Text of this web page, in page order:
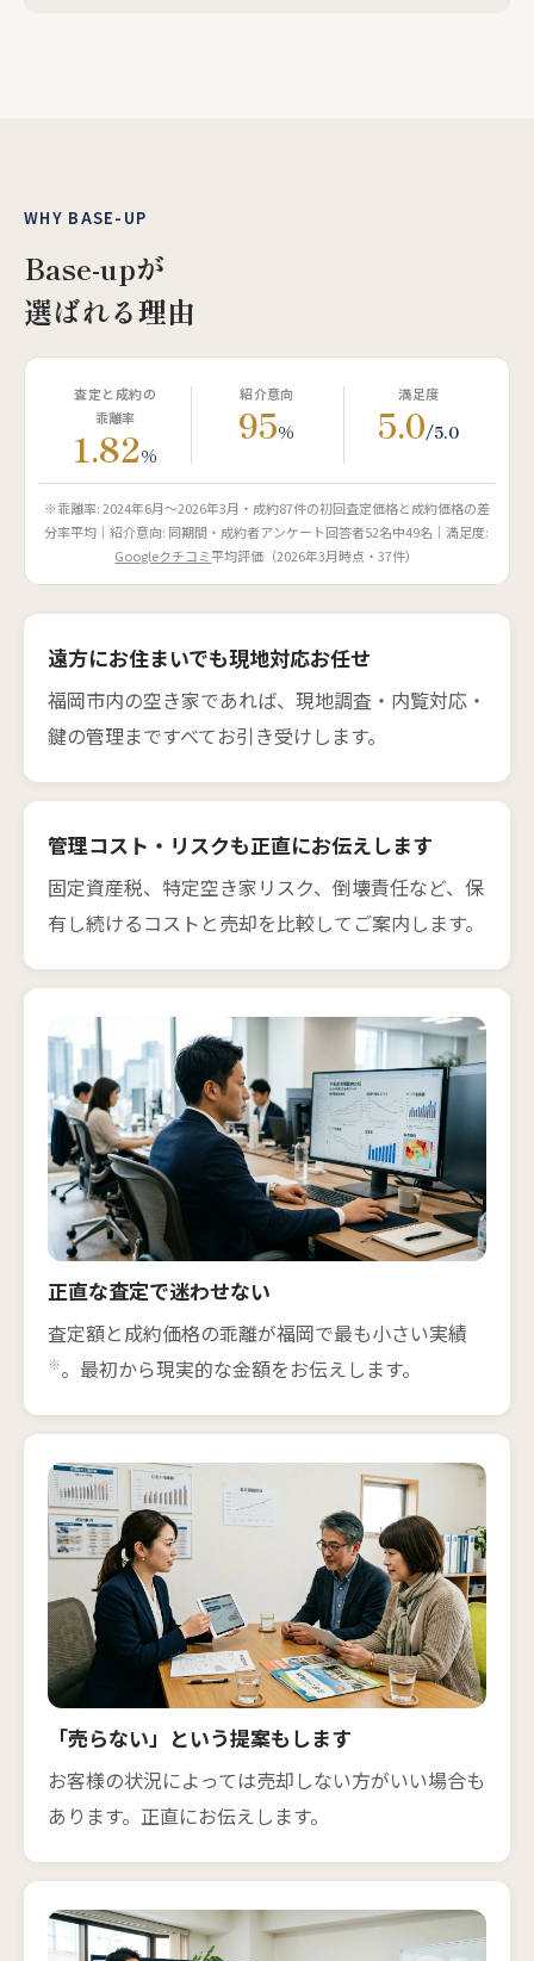
WHY BASE-UP
Base-upが
選ばれる理由
査定と成約の
乖離率
1.82%
紹介意向
95%
満足度
5.0/5.0
※乖離率: 2024年6月〜2026年3月・成約87件の初回査定価格と成約価格の差
分率平均｜紹介意向: 同期間・成約者アンケート回答者52名中49名｜満足度:
Googleクチコミ平均評価（2026年3月時点・37件）
遠方にお住まいでも現地対応お任せ
福岡市内の空き家であれば、現地調査・内覧対応・
鍵の管理まですべてお引き受けします。
管理コスト・リスクも正直にお伝えします
固定資産税、特定空き家リスク、倒壊責任など、保
有し続けるコストと売却を比較してご案内します。
正直な査定で迷わせない
査定額と成約価格の乖離が福岡で最も小さい実績
※。最初から現実的な金額をお伝えします。
「売らない」という提案もします
お客様の状況によっては売却しない方がいい場合も
あります。正直にお伝えします。